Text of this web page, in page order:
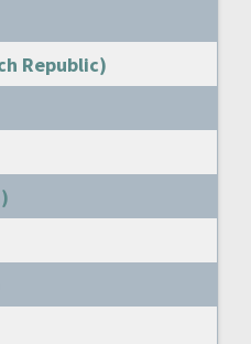
Republic)